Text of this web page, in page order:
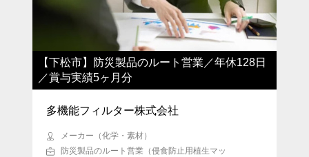
【下松市】防災製品のルート営業／年休128日
／賞与実績5ヶ月分
多機能フィルター株式会社
メーカー（化学・素材）
防災製品のルート営業（侵食防止用植生マッ